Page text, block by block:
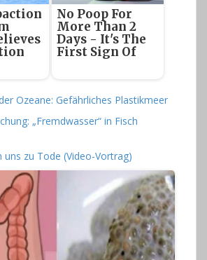
No Poop For
More Than 2
Days - It's The
First Sign Of
Ozeane: Gefährliches Plastikmeer
„Fremdwasser“ in Fisch
uns zu Tode (Video-Vortrag)